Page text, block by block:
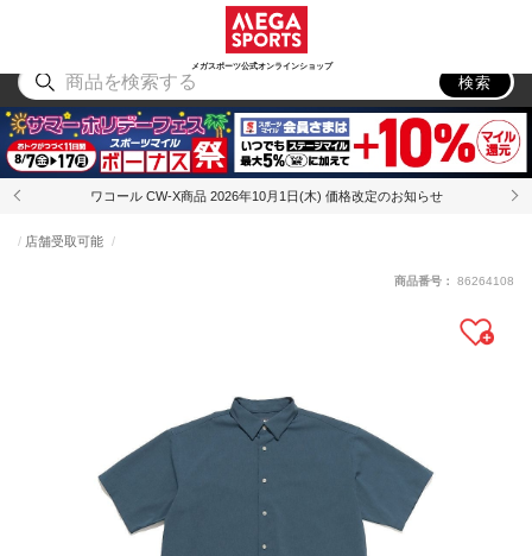
メガスポーツ公式オンラインショップ
アウトドア
検索
ワコール CW-X商品 2026年10月1日(木) 価格改定のお知らせ
店舗受取可能
商品番号： 86264108